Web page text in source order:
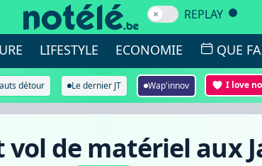
REPLAY
LIFESTYLE ECONOMIE QUE
détour Le dernier JT Wap'innov I love
de matériel aux